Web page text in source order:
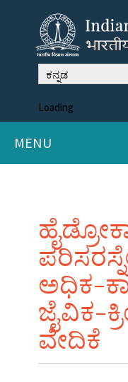
ಕನ್ನಡ
Loading
MENU
ಅಧಿಕ-
ಜೈವಿಕ-
ವೇದಿಕೆ